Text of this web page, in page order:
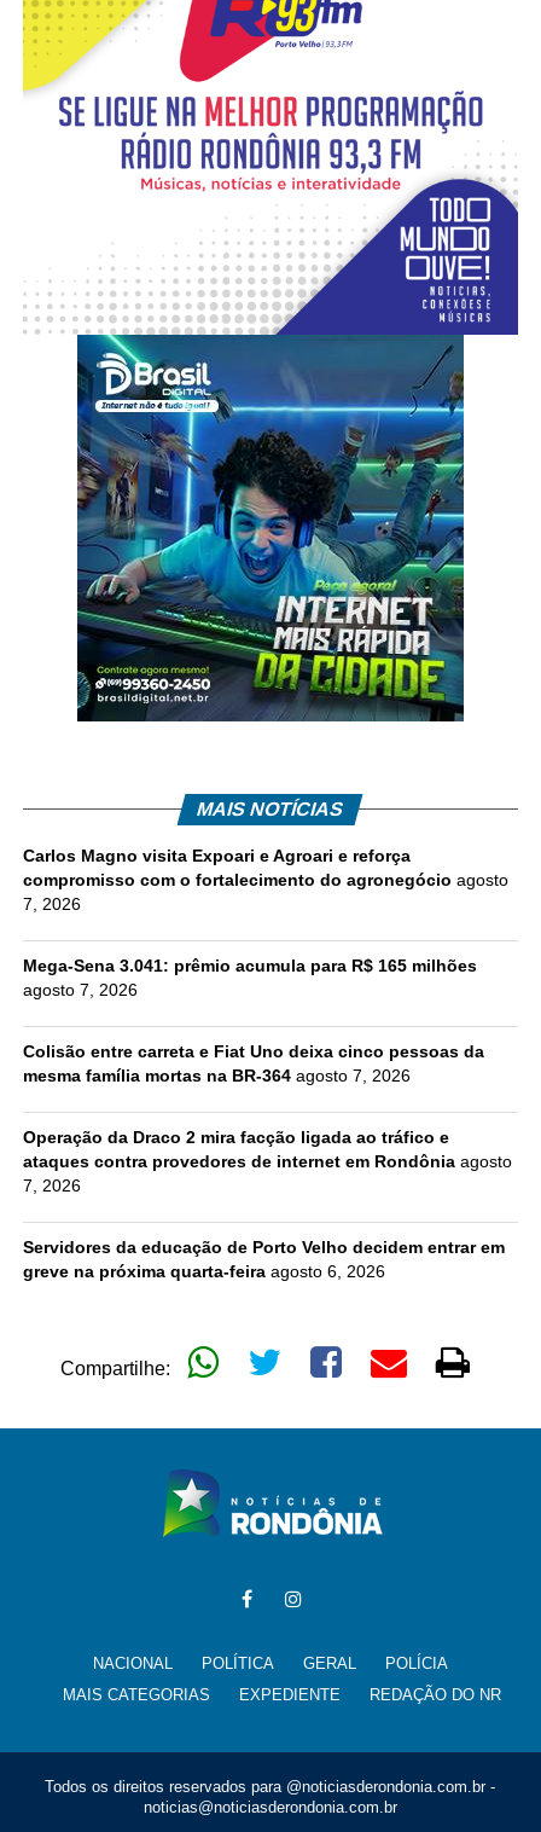
MAIS NOTÍCIAS
Carlos Magno visita Expoari e Agroari e reforça
compromisso com o fortalecimento do agronegócio agosto
7, 2026
Mega-Sena 3.041: prêmio acumula para R$ 165 milhões
agosto 7, 2026
Colisão entre carreta e Fiat Uno deixa cinco pessoas da
mesma família mortas na BR-364 agosto 7, 2026
Operação da Draco 2 mira facção ligada ao tráfico e
ataques contra provedores de internet em Rondônia agosto
7, 2026
Servidores da educação de Porto Velho decidem entrar em
greve na próxima quarta-feira agosto 6, 2026
Compartilhe:
NACIONAL POLÍTICA GERAL
POLÍCIA
MAIS CATEGORIAS
EXPEDIENTE REDAÇÃO DO NR
Todos os direitos reservados para @noticiasderondonia.com.br -
noticias@noticiasderondonia.com.br